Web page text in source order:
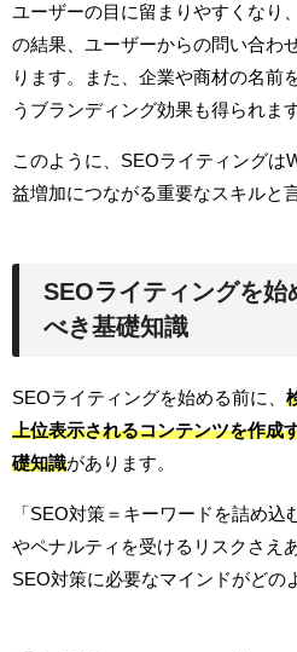
ユーザーの目に留まりやすくなり
の結果、ユーザーからの問い合わ
ります。また、企業や商材の名前
うブランディング効果も得られます
このように、SEOライティングは
益増加につながる重要なスキルと
SEOライティングを始
べき基礎知識
SEOライティングを始める前に、
上位表示されるコンテンツを作成
礎知識があります。
「SEO対策＝キーワードを詰め
やペナルティを受けるリスクさえ
SEO対策に必要なマインドがどの